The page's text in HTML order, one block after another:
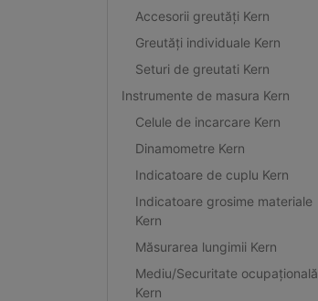
Accesorii greutăți Kern
Greutăți individuale Kern
Seturi de greutati Kern
Instrumente de masura Kern
Celule de incarcare Kern
Dinamometre Kern
Indicatoare de cuplu Kern
Indicatoare grosime materiale
Kern
Măsurarea lungimii Kern
Mediu/Securitate ocupațională
Kern